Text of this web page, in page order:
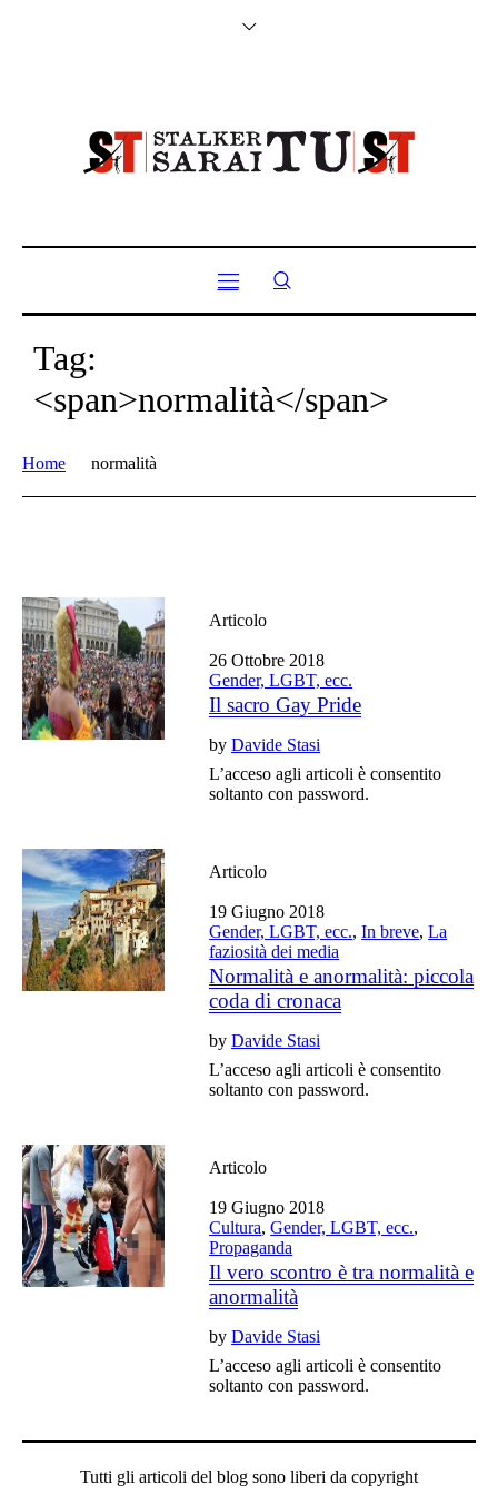
Tag:
<span>normalità</span>
Home normalità
Articolo
26 Ottobre 2018
Gender, LGBT, ecc.
Il sacro Gay Pride
byDavide Stasi
L’acceso agli articoli è consentito
soltanto con password.
Articolo
19 Giugno 2018
Gender, LGBT, ecc.,In breve,La
faziosità dei media
Normalità e anormalità: piccola
coda di cronaca
byDavide Stasi
L’acceso agli articoli è consentito
soltanto con password.
Articolo
19 Giugno 2018
Cultura,Gender, LGBT, ecc.,
Propaganda
Il vero scontro è tra normalità e
anormalità
byDavide Stasi
L’acceso agli articoli è consentito
soltanto con password.
Tutti gli articoli del blog sono liberi da copyright